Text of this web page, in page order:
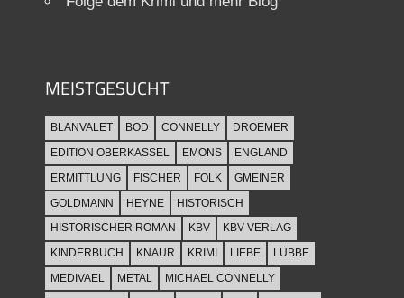
MEISTGESUCHT
BLANVALET BOD CONNELLY
DROEMER
EDITION OBERKASSEL
EMONS
ENGLAND
ERMITTLUNG
FISCHER FOLK
GMEINER
GOLDMANN
HEYNE
HISTORISCH
HISTORISCHER ROMAN
KBV
KBV VERLAG
KINDERBUCH
KNAUR KRIMI LIEBE
LÜBBE
MEDIVAEL
METAL
MICHAEL CONNELLY